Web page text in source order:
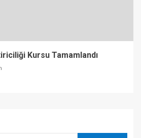
Kursu Tamamlandı